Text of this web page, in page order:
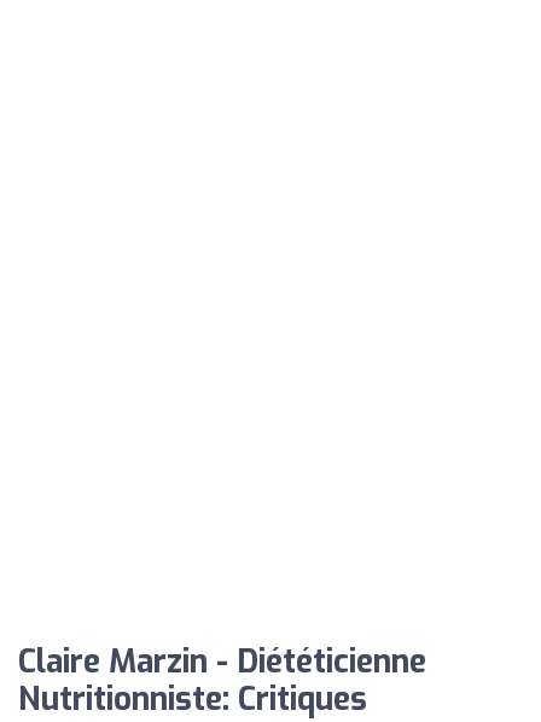
Claire Marzin - Diététicienne
Nutritionniste: Critiques